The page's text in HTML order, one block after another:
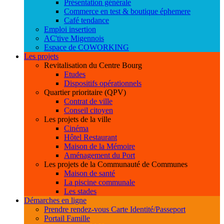
Présentation générale
Commerce en test & boutique éphemere
Café tendance
Emploi insertion
AC'tive Migennois
Espace de COWORKING
Les projets
Revitalisation du Centre Bourg
Etudes
Dispositifs opérationnels
Quartier prioritaire (QPV)
Contrat de ville
Conseil citoyen
Les projets de la ville
Cinéma
Hôtel Restaurant
Maison de la Mémoire
Aménagement du Port
Les projets de la Communauté de Communes
Maison de santé
La piscine communale
Les stades
Démarches en ligne
Prendre rendez-vous Carte Identité/Passeport
Portail Famille